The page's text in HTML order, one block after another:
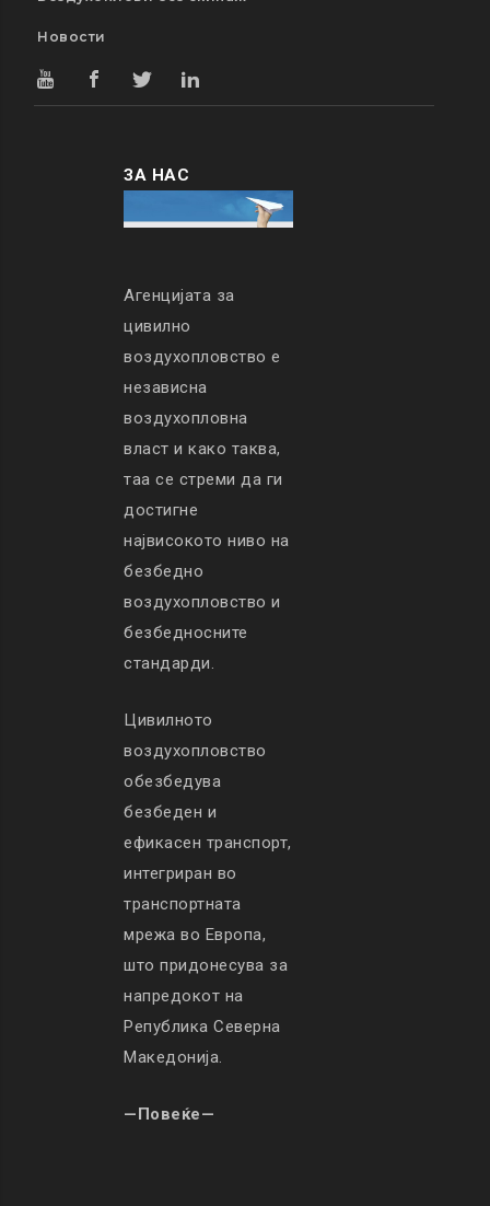
Новости
ЗА НАС
Агенцијата за
цивилно
воздухопловство е
независна
воздухопловна
власт и како таква,
таа се стреми да ги
достигне
највисокото ниво на
безбедно
воздухопловство и
безбедносните
стандарди.
Цивилното
воздухопловство
обезбедува
безбеден и
ефикасен транспорт,
интегриран во
транспортната
мрежа во Европа,
што придонесува за
напредокот на
Република Северна
Македонија.
—Повеќе—